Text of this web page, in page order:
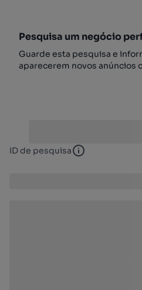
Pesquisa um negócio
Guarde esta pesquisa e
aparecerem novos anúncios
ID de pesquisa ID de pesquisa